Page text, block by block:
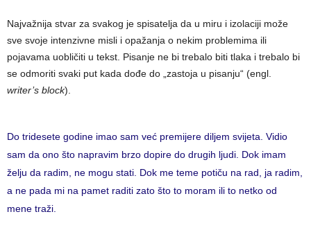
Najvažnija stvar za svakog je spisatelja da u miru i izolaciji može
sve svoje intenzivne misli i opažanja o nekim problemima ili
pojavama uobličiti u tekst. Pisanje ne bi trebalo biti tlaka i trebalo bi
se odmoriti svaki put kada dođe do „zastoja u pisanju“ (engl.
writer’s block).
Do tridesete godine imao sam već premijere diljem svijeta. Vidio
sam da ono što napravim brzo dopire do drugih ljudi. Dok imam
želju da radim, ne mogu stati. Dok me teme potiču na rad, ja radim,
a ne pada mi na pamet raditi zato što to moram ili to netko od
mene traži.